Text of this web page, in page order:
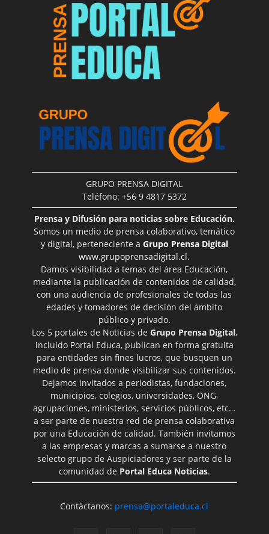
GRUPO PRENSA DIGITAL
Teléfono: +56 9 4817 5372
Prensa y Difusión para noticias sobre Educación.
Somos un medio de prensa colaborativo, temático
y digital, perteneciente a Grupo Prensa Digital
www.grupoprensadigital.cl.
Damos visibilidad a temas del área Educación,
mediante la publicación de contenidos de calidad,
con una audiencia de profesionales de todas las
edades y tomadores de decisión del ámbito
público y privado.
Los 5 portales de Noticias de Grupo Prensa Digital,
incluido Portal Educa, publican en forma gratuita
para entidades sin fines lucros, que busquen un
medio de prensa donde visibilizar sus contenidos.
Dejamos invitados a periodistas, fundaciones,
municipios, colegios, universidades, ONG,
agrupaciones, ministerios, servicios públicos, etc…
a ser parte de nuestra red de prensa colaborativa
por una Educación de calidad. También invitamos
a las empresas y marcas a sumarse a nuestro
selecto grupo de Auspiciadores y ser parte de la
comunidad de Portal Educa Noticias.
Contáctanos: prensa@portaleduca.cl